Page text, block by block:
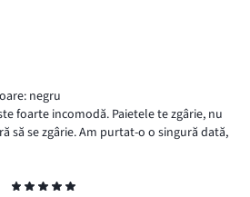
negru
foarte incomodă. Paietele te zgârie, nu
să se zgârie. Am purtat-o o singură dată,